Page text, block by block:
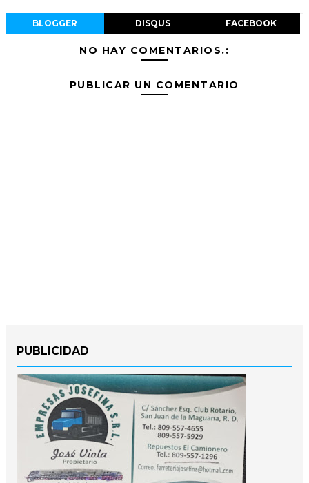
BLOGGER DISQUS FACEBOOK
NO HAY COMENTARIOS.:
PUBLICAR UN COMENTARIO
PUBLICIDAD